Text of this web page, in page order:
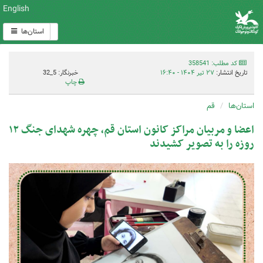
English
استان‌ها
کد مطلب: 358541
تاریخ انتشار: ۲۷ تیر ۱۴۰۴ - ۱۶:۴۰
خبرنگار: 5_32
چاپ
استان‌ها قم
اعضا و مربیان مراکز کانون استان قم، چهره شهدای جنگ ۱۲
روزه را به تصویر کشیدند